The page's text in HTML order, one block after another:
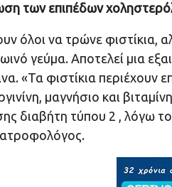
των επιπέδων
όλοι να τρώνε φιστίκια,
γεύμα. Αποτελεί μια
«Τα φιστίκια περιέχουν
μαγνήσιο και
διαβήτη τύπου 2 , λόγω